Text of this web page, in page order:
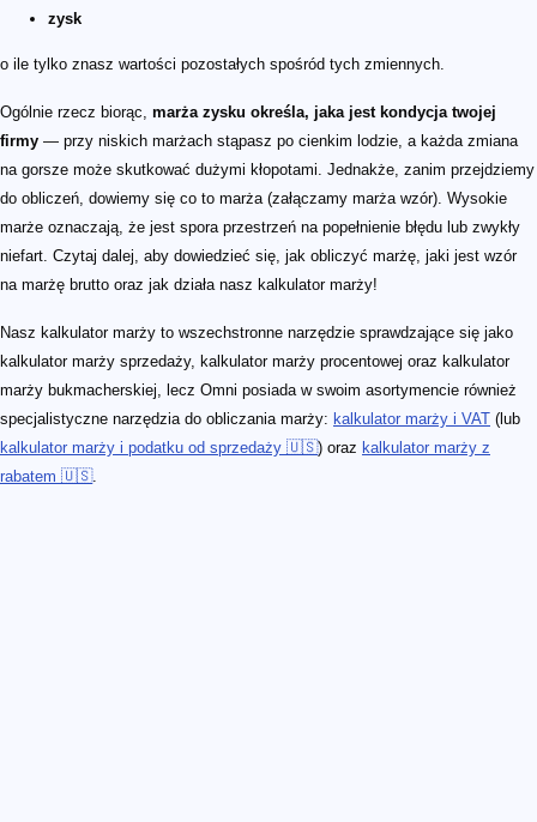
zysk
o ile tylko znasz wartości pozostałych spośród tych zmiennych.
Ogólnie rzecz biorąc, marża zysku określa, jaka jest kondycja twojej
firmy — przy niskich marżach stąpasz po cienkim lodzie, a każda zmiana
na gorsze może skutkować dużymi kłopotami. Jednakże, zanim przejdziemy
do obliczeń, dowiemy się co to marża (załączamy marża wzór). Wysokie
marże oznaczają, że jest spora przestrzeń na popełnienie błędu lub zwykły
niefart. Czytaj dalej, aby dowiedzieć się, jak obliczyć marżę, jaki jest wzór
na marżę brutto oraz jak działa nasz kalkulator marży!
Nasz kalkulator marży to wszechstronne narzędzie sprawdzające się jako
kalkulator marży sprzedaży, kalkulator marży procentowej oraz kalkulator
marży bukmacherskiej, lecz Omni posiada w swoim asortymencie również
specjalistyczne narzędzia do obliczania marży: kalkulator marży i VAT (lub
kalkulator marży i podatku od sprzedaży 🇺🇸) oraz kalkulator marży z
rabatem 🇺🇸.